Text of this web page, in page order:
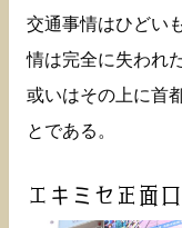
交通事情はひどい
情は完全に失われ
或いはその上に首
とである。
エキミセ正面口